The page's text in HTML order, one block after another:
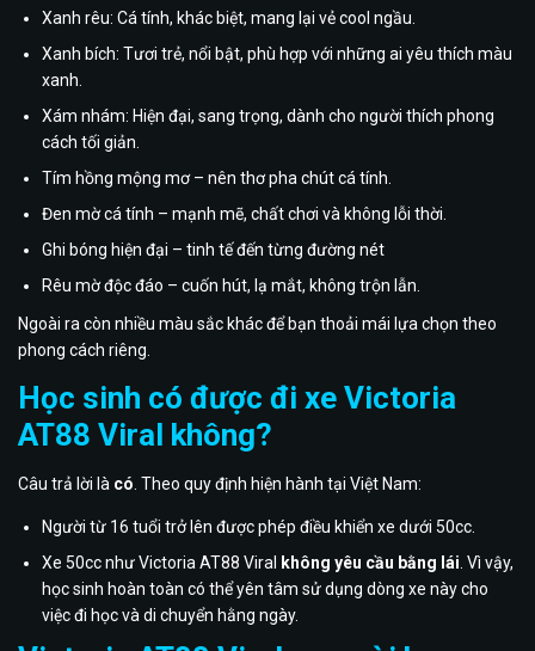
Xanh rêu: Cá tính, khác biệt, mang lại vẻ cool ngầu.
Xanh bích: Tươi trẻ, nổi bật, phù hợp với những ai yêu thích màu
xanh.
Xám nhám: Hiện đại, sang trọng, dành cho người thích phong
cách tối giản.
Tím hồng mộng mơ – nên thơ pha chút cá tính.
Đen mờ cá tính – mạnh mẽ, chất chơi và không lỗi thời.
Ghi bóng hiện đại – tinh tế đến từng đường nét
Rêu mờ độc đáo – cuốn hút, lạ mắt, không trộn lẫn.
Ngoài ra còn nhiều màu sắc khác để bạn thoải mái lựa chọn theo
phong cách riêng.
Học sinh có được đi xe Victoria
AT88 Viral không?
Câu trả lời là có . Theo quy định hiện hành tại Việt Nam:
Người từ 16 tuổi trở lên được phép điều khiển xe dưới 50cc.
Xe 50cc như Victoria AT88 Viral
không yêu cầu bằng lái . Vì vậy,
học sinh hoàn toàn có thể yên tâm sử dụng dòng xe này cho
việc đi học và di chuyển hằng ngày.